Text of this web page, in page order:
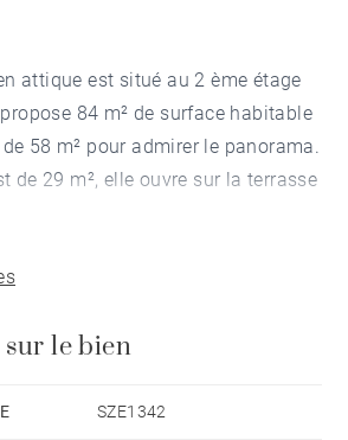
attique est situé au 2 ème étage
84 m² de surface habitable
58 m² pour admirer le panorama.
de 29 m², elle ouvre sur la terrasse
3 chambres, un dressing, une
salle d'eau.
trimestre 2024.
le bien
SZE1342